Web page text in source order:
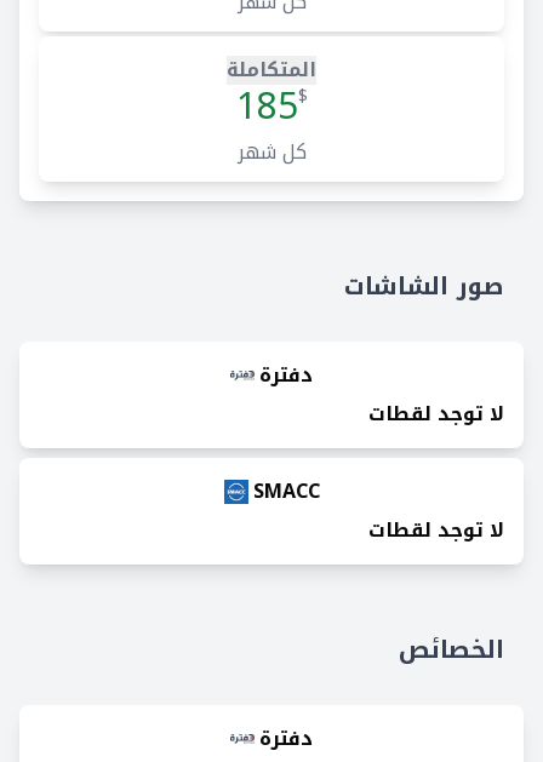
المتكاملة
$
185
كل شهر
صور الشاشات
دفترة
لا توجد لقطات
SMACC
لا توجد لقطات
الخصائص
دفترة